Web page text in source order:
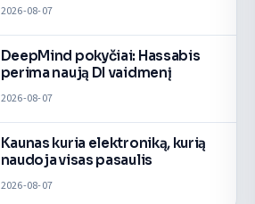
2026-08-07
DeepMind pokyčiai: Hassabis
perima naują DI vaidmenį
2026-08-07
Kaunas kuria elektroniką, kurią
naudoja visas pasaulis
2026-08-07